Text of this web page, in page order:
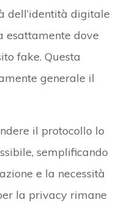
dell’identità digitale
esattamente dove
fake. Questa
generale il
il protocollo lo
semplificando
e la necessità
la privacy rimane